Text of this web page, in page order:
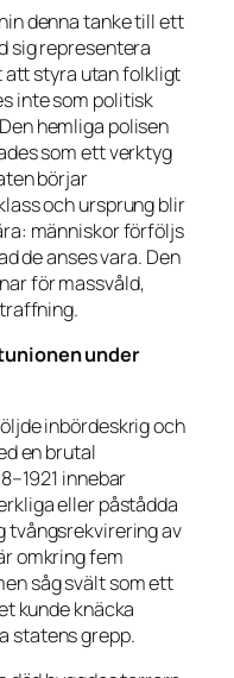
denna tanke till ett
sig representera
att styra utan folkligt
inte som politisk
hemliga polisen
som ett verktyg
börjar
och ursprung blir
människor förföljs
de anses vara. Den
för massvåld,
under
inbördeskrig och
en brutal
innebar
eller påstådda
tvångsrekvirering av
omkring fem
såg svält som ett
kunde knäcka
statens grepp.